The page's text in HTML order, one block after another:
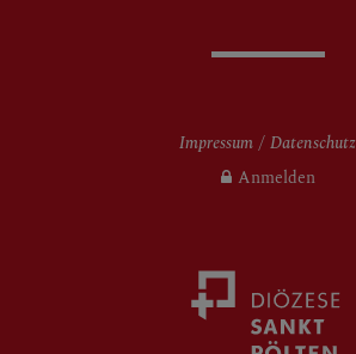
Impressum
Datenschutz
Anmelden